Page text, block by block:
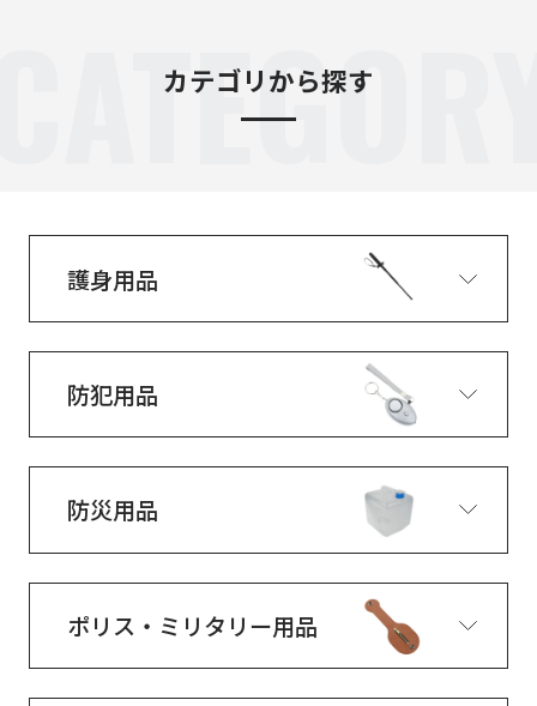
カテゴリから探す
護身用品
防犯用品
防災用品
ポリス・ミリタリー用品